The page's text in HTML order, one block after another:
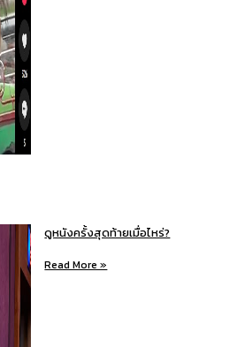
ดูหนังครั้งสุดท้ายเมื่อไหร่?
Read More »